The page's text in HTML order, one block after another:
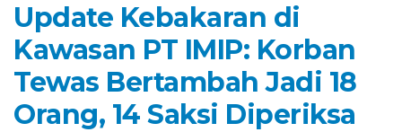
Update Kebakaran di
Kawasan PT IMIP: Korban
Tewas Bertambah Jadi 18
Orang, 14 Saksi Diperiksa